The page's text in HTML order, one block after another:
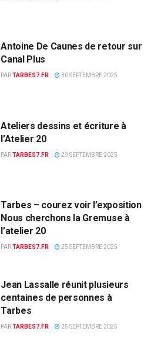
Antoine De Caunes de retour sur
Canal Plus
PARTARBES7.FR 30 SEPTEMBRE 2025
Ateliers dessins et écriture à
l’Atelier 20
PARTARBES7.FR 29 SEPTEMBRE 2025
Tarbes – courez voir l’exposition
Nous cherchons la Gremuse à
l’atelier 20
PARTARBES7.FR 25 SEPTEMBRE 2025
Jean Lassalle réunit plusieurs
centaines de personnes à
Tarbes
PARTARBES7.FR 25 SEPTEMBRE 2025